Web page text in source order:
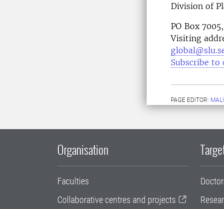
Division of
PO Box
Visiting
Subscribe
PAGE EDITOR:
Organisation
Faculties
Collaborative centres and projects